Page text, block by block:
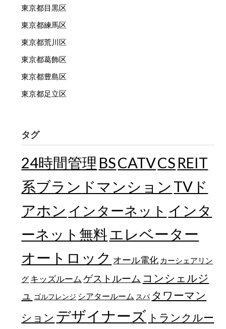
東京都目黒区
東京都練馬区
東京都荒川区
東京都葛飾区
東京都豊島区
東京都足立区
タグ
24時間管理 BSCATVCS REIT
系ブランドマンション TVド
アホン インターネット インタ
ーネット無料エレベーター
オートロック オール電化 カーシェアリン
グ キッズルーム ゲストルーム コンシェルジ
ュ
ゴルフレンジ シアタールーム スパ タワーマン
ション デザイナーズ トランクルー